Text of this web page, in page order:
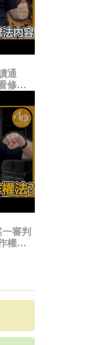
通
修法
審判
權